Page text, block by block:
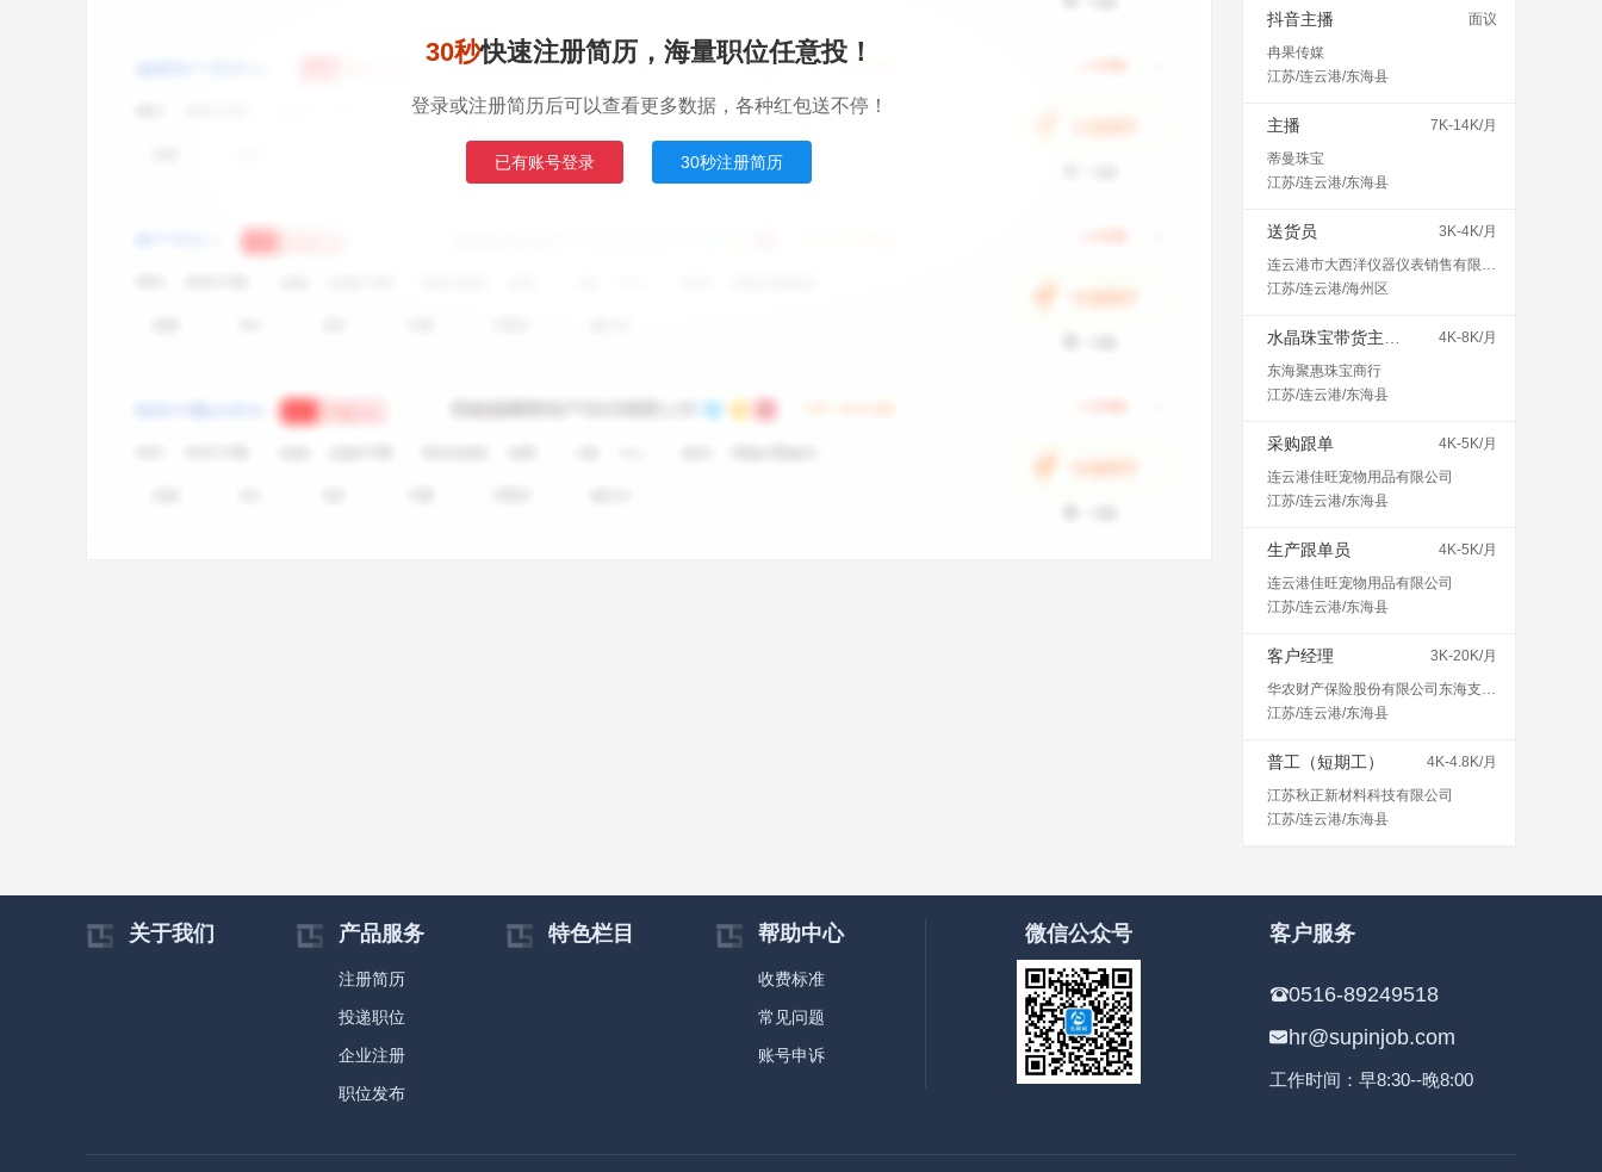
30秒快速注册简历，海量职位任意投！
登录或注册简历后可以查看更多数据，各种红包送不停！
已有账号登录 30秒注册简历
抖音主播
面议
冉果传媒
江苏/连云港/东海县
主播
7K-14K/月
蒂曼珠宝
江苏/连云港/东海县
送货员
3K-4K/月
连云港市大西洋仪器仪表销售有限公司
江苏/连云港/海州区
4K-8K/月
东海聚惠珠宝商行
江苏/连云港/东海县
采购跟单
4K-5K/月
连云港佳旺宠物用品有限公司
江苏/连云港/东海县
生产跟单员
4K-5K/月
连云港佳旺宠物用品有限公司
江苏/连云港/东海县
客户经理
3K-20K/月
华农财产保险股份有限公司东海支公司
江苏/连云港/东海县
普工（短期工）
4K-4.8K/月
江苏秋正新材料科技有限公司
江苏/连云港/东海县
关于我们 产品服务
注册简历
投递职位
企业注册
职位发布
特色栏目 帮助中心
收费标准
常见问题
账号申诉
微信公众号 客户服务
0516-89249518
hr@supinjob.com
工作时间：早8:30--晚8:00